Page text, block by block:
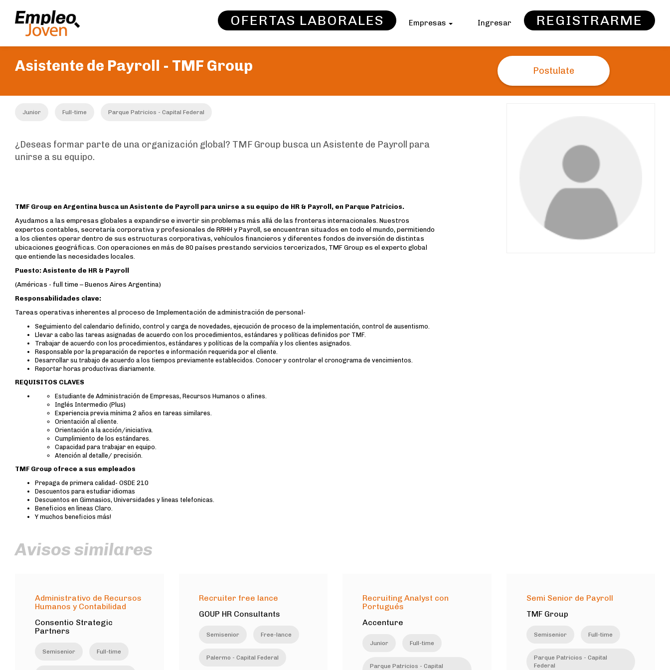
OFERTAS LABORALES Empresas Ingresar REGISTRARME
Asistente de Payroll - TMF Group Postulate
Junior Full-time Parque Patricios - Capital Federal
¿Deseas formar parte de una organización global? TMF Group busca un Asistente de Payroll para
unirse a su equipo.
TMF Group en Argentina busca un Asistente de Payroll para unirse a su equipo de HR & Payroll, en Parque Patricios.
Ayudamos a las empresas globales a expandirse e invertir sin problemas más allá de las fronteras internacionales. Nuestros
expertos contables, secretaría corporativa y profesionales de RRHH y Payroll, se encuentran situados en todo el mundo, permitiendo
a los clientes operar dentro de sus estructuras corporativas, vehículos financieros y diferentes fondos de inversión de distintas
ubicaciones geográficas. Con operaciones en más de 80 países prestando servicios tercerizados, TMF Group es el experto global
que entiende las necesidades locales.
Puesto: Asistente de HR & Payroll
(Américas - full time – Buenos Aires Argentina)
Responsabilidades clave:
Tareas operativas inherentes al proceso de Implementación de administración de personal-
Seguimiento del calendario definido, control y carga de novedades, ejecución de proceso de la implementación, control de ausentismo.
Llevar a cabo las tareas asignadas de acuerdo con los procedimientos, estándares y políticas definidos por TMF.
Trabajar de acuerdo con los procedimientos, estándares y políticas de la compañía y los clientes asignados.
Responsable por la preparación de reportes e información requerida por el cliente.
Desarrollar su trabajo de acuerdo a los tiempos previamente establecidos. Conocer y controlar el cronograma de vencimientos.
Reportar horas productivas diariamente.
REQUISITOS CLAVES
Estudiante de Administración de Empresas, Recursos Humanos o afines.
Inglés Intermedio (Plus)
Experiencia previa mínima 2 años en tareas similares.
Orientación al cliente.
Orientación a la acción/iniciativa.
Cumplimiento de los estándares.
Capacidad para trabajar en equipo.
Atención al detalle/ precisión.
TMF Group ofrece a sus empleados
Prepaga de primera calidad- OSDE 210
Descuentos para estudiar idiomas
Descuentos en Gimnasios, Universidades y lineas telefonicas.
Beneficios en lineas Claro.
Y muchos beneficios más!
Avisos similares
Administrativo de Recursos
Humanos y Contabilidad
Consentio Strategic
Partners
Semisenior Full-time
Recruiter free lance
GOUP HR Consultants
Semisenior Free-lance
Palermo - Capital Federal
Recruiting Analyst con
Portugués
Accenture
Junior Full-time
Parque Patricios - Capital
Semi Senior de Payroll
TMF Group
Semisenior Full-time
Parque Patricios - Capital
Federal